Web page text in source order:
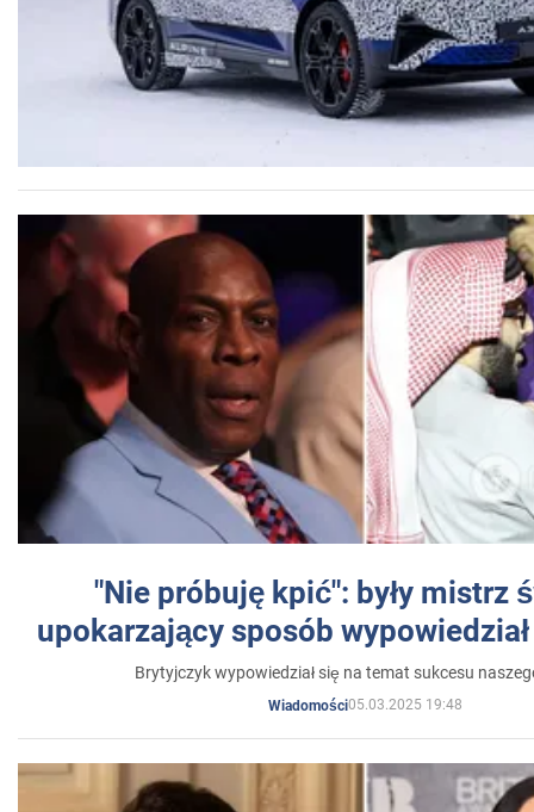
"Nie próbuję kpić": były mistrz
upokarzający sposób
Brytyjczyk wypowiedział się na temat sukcesu
Wiadomości05.03.2025 19:48